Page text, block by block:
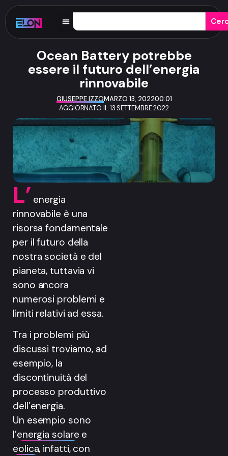
Ocean Battery potrebbe
essere il futuro dell’energia
rinnovabile
GIUSEPPE IZZOMARZO 13, 202200:01
AGGIORNATO IL 13 SETTEMBRE 2022
L’ energia
rinnovabile è una
risorsa fondamentale
per il futuro della
nostra società e del
pianeta, tuttavia vi
sono ancora
numerosi problemi e
limiti relativi ad essa.
Tra i problemi più
discussi troviamo, ad
esempio, la
discontinuità del
processo produttivo
dell’energia.
Un esempio sono
l’energia solare e
eolica, infatti, con